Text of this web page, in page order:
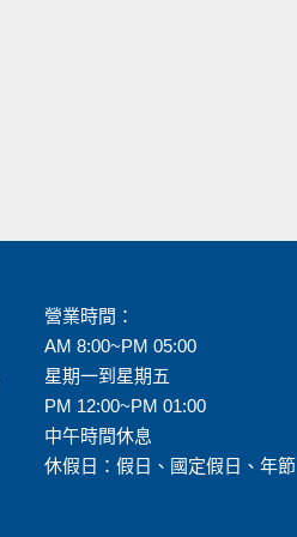
營業時間：
AM 8:00~PM 05:00
星期一到星期五
PM 12:00~PM 01:00
中午時間休息
休假日：假日、國定假日、年節